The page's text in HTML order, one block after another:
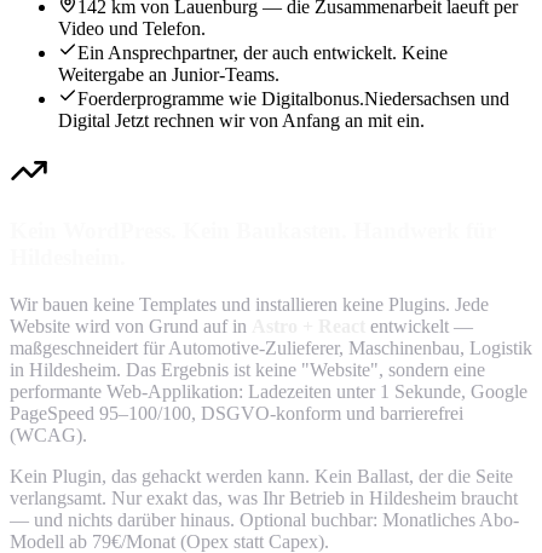
142 km von Lauenburg — die Zusammenarbeit laeuft per
Video und Telefon.
Ein Ansprechpartner, der auch entwickelt. Keine
Weitergabe an Junior-Teams.
Foerderprogramme wie Digitalbonus.Niedersachsen und
Digital Jetzt rechnen wir von Anfang an mit ein.
Wir bauen keine Templates und installieren keine Plugins. Jede
Website wird von Grund auf in
entwickelt —
maßgeschneidert für Automotive-Zulieferer, Maschinenbau, Logistik
in Hildesheim. Das Ergebnis ist keine "Website", sondern eine
performante Web-Applikation: Ladezeiten unter 1 Sekunde, Google
PageSpeed 95–100/100, DSGVO-konform und barrierefrei
(WCAG).
Kein Plugin, das gehackt werden kann. Kein Ballast, der die Seite
verlangsamt. Nur exakt das, was Ihr Betrieb in Hildesheim braucht
— und nichts darüber hinaus. Optional buchbar: Monatliches Abo-
Modell ab 79€/Monat (Opex statt Capex).